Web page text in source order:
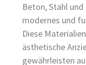
Beton, Stahl
modernes und
Diese
ästhetische
gewährleisten